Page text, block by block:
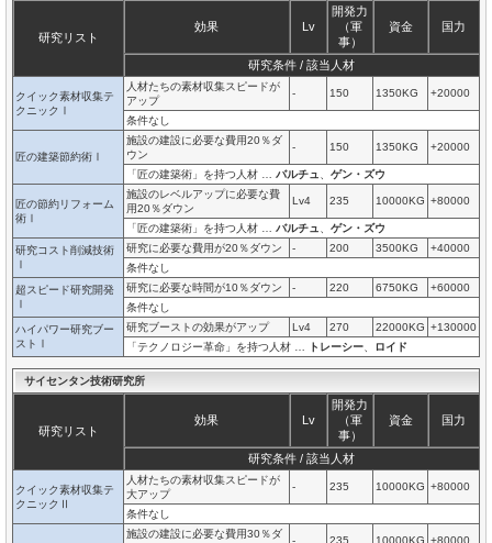
研究リスト
効果 Lv
開発力
（軍
事）
資金 国力
研究条件 / 該当人材
クイック素材収集テ
クニックⅠ
人材たちの素材収集スピードが
アップ
- 150 1350KG +20000
条件なし
匠の建築節約術Ⅰ
施設の建設に必要な費用20％ダ
ウン
- 150 1350KG +20000
「匠の建築術」を持つ人材 … バルチュ ゲン・ズウ
匠の節約リフォーム
術Ⅰ
施設のレベルアップに必要な費
用20％ダウン
Lv4 235 10000KG +80000
「匠の建築術」を持つ人材 … バルチュ
ゲン・ズウ
研究コスト削減技術
Ⅰ
研究に必要な費用が20％ダウン - 200 3500KG
+40000
条件なし
超スピード研究開発
Ⅰ
研究に必要な時間が10％ダウン - 220 6750KG
+60000
条件なし
ハイパワー研究ブー
ストⅠ
研究ブーストの効果がアップ Lv4 270 22000KG +130000
「テクノロジー革命」を持つ人材 …
トレーシー ロイド
サイセンタン技術研究所
研究リスト
効果 Lv
開発力
（軍
事）
資金 国力
研究条件 / 該当人材
クイック素材収集テ
クニックⅡ
人材たちの素材収集スピードが
大アップ
- 235 10000KG +80000
条件なし
施設の建設に必要な費用30％ダ
- 235 10000KG +80000